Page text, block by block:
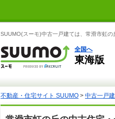
SUUMO(スーモ)中古一戸建ては、常滑市虹の
全国へ
東海版
不動産・住宅サイト SUUMO > 中古一戸